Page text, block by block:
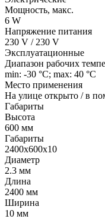
Мощность, макс.
6 W
Напряжение питания
230 V / 230 V
Эксплуатационные
Диапазон рабочих
min: -30 °C; max: 40 °C
Место применения
На улице открыто / в
Габариты
Высота
600 мм
Габариты
2400x600x10
Диаметр
2.3 мм
Длина
2400 мм
Ширина
10 мм